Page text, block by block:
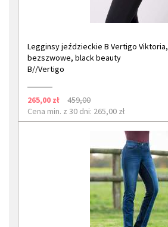
Legginsy jeździeckie B Vertigo Viktoria,
bezszwowe, black beauty
B//Vertigo
265,00 zł
459,00
Cena min. z 30 dni: 265,00 zł